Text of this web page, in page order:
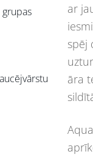
ar
spēj
āra